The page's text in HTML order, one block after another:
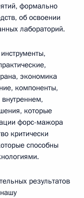
формально
об освоении
лабораторий.
экономика
компоненты,
которые
форс-мажора
критически
способны
результатов